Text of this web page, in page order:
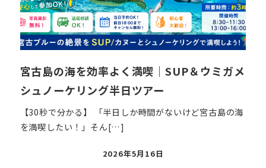
宮古島の海を効率よく満喫｜SUP＆ウミガメ
シュノーケリング半日ツアー
【30秒で分かる】 「半日しか時間がないけど宮古島の海
を満喫したい！」そん[…]
投
2026年5月16日